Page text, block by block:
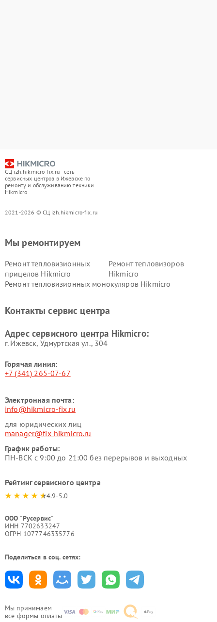
СЦ izh.hikmicro-fix.ru - сеть
сервисных центров в Ижевске по
ремонту и обслуживанию техники
Hikmicro
2021-2026 © СЦ izh.hikmicro-fix.ru
Мы принимаем
все формы оплаты
Мы ремонтируем
Ремонт тепловизионных
прицелов Hikmicro
Ремонт тепловизоров
Hikmicro
Ремонт тепловизионных монокуляров Hikmicro
Контакты сервис центра
Адрес сервисного центра Hikmicro:
г. Ижевск, Удмуртская ул., 304
Горячая линия:
+7 (341) 265-07-67
Электронная почта:
info@hikmicro-fix.ru
для юридических лиц
manager@fix-hikmicro.ru
График работы:
ПН-ВСК с 9:00 до 21:00 без перерывов и выходных
Рейтинг сервисного центра
4.9-5.0
ООО "Русервис"
ИНН 7702633247
ОГРН 1077746335776
Поделиться в соц. сетях: